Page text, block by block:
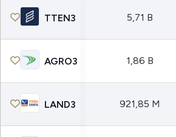
TTEN3 5,71 B
AGRO3 1,86 B
LAND3 921,85 M